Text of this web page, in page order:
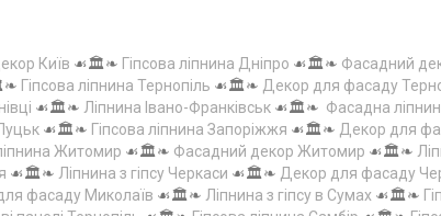
Київ ☙🏛️❧ Гіпсова ліпнина Дніпро ☙🏛️❧ Фасадний
Гіпсова ліпнина Тернопіль ☙🏛️❧ Декор для фасаду
☙🏛️❧ Ліпнина Івано-Франківськ ☙🏛️❧ Фасадна
☙🏛️❧ Гіпсова ліпнина Запоріжжя ☙🏛️❧ Декор для
Житомир ☙🏛️❧ Фасадний декор Житомир ☙🏛️❧
☙🏛️❧ Ліпнина з гіпсу Черкаси ☙🏛️❧ Декор для фасаду
фасаду Миколаїв ☙🏛️❧ Ліпнина з гіпсу в Сумах ☙🏛️❧